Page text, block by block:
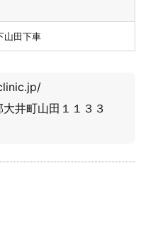
田下車
井町山田１１３３